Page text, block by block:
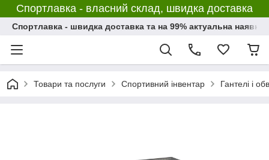
Спортлавка - власний склад, швидка доставка
Спортлавка - швидка доставка та на 99% актуальна
Товари та послуги Спортивний інвентар Гантелі і